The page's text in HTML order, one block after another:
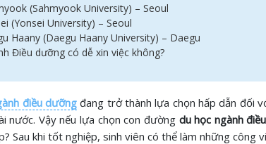
(Sahmyook University) – Seoul
(Yonsei University) – Seoul
Haany (Daegu Haany University) – Daegu
Điều dưỡng có dễ xin việc không?
điều dưỡngđang trở thành lựa chọn hấp dẫn đối
nước. Vậy nếu lựa chọn con đườngdu học ngành
Sau khi tốt nghiệp, sinh viên có thể làm những